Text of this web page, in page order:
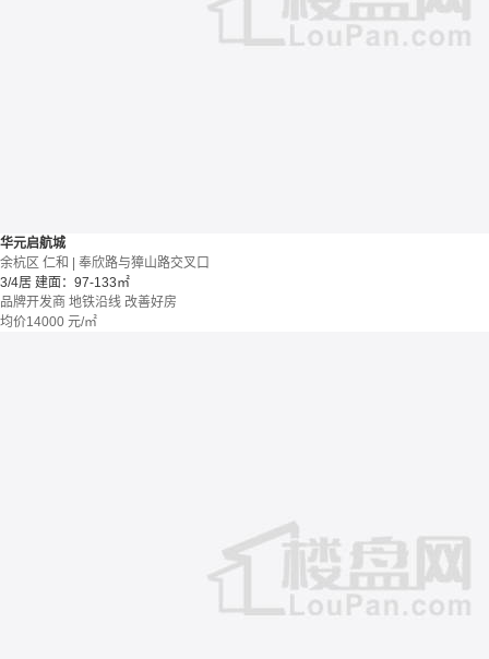
华元启航城
余杭区 仁和 | 奉欣路与獐山路交叉口
3/4居 建面：97-133㎡
品牌开发商 地铁沿线 改善好房
均价14000 元/㎡